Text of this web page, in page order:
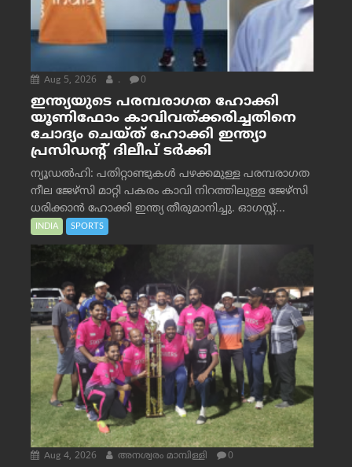
Aug 5, 2026 . 0
ഇന്ത്യയുടെ പരമ്പരാഗത ഹോക്കി
യൂണിഫോം കാവിവത്ക്കരിച്ചതിനെ
ചോദ്യം ചെയ്ത് ഹോക്കി ഇന്ത്യാ
പ്രസിഡന്റ് ദിലീപ് ടര്‍ക്കി
ന്യൂഡൽഹി: പതിറ്റാണ്ടുകൾ പഴക്കമുള്ള പരമ്പരാഗത
നീല ജേഴ്‌സി മാറ്റി പകരം കാവി നിറത്തിലുള്ള ജേഴ്‌സി
ധരിക്കാൻ ഹോക്കി ഇന്ത്യ തീരുമാനിച്ചു. ഓഗസ്റ്റ്...
INDIA SPORTS
Aug 4, 2026 അനശ്വരം മാമ്പിള്ളി 0